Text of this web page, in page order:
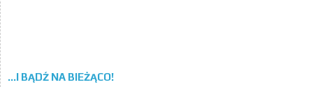
...I BĄDŹ NA BIEŻĄCO!